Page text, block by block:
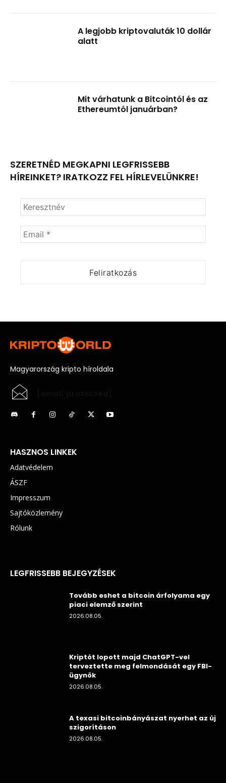
A legjobb kriptovaluták 10 dollár
alatt
Mit várhatunk a Bitcointól és az
Ethereumtól januárban?
SZERETNÉD MEGKAPNI LEGFRISSEBB
HÍREINKET? IRATKOZZ FEL HÍRLEVELÜNKRE!
Magyarország kripto híroldala
HASZNOS LINKEK
Adatvédelem
ÁSZF
Impresszum
Sajtóközlemény
Rólunk
LEGFRISSEBB BEJEGYZÉSEK
Tovább eshet a bitcoin árfolyama egy
piaci elemző szerint
2026.08.05.
Kriptót lopott majd ChatGPT-vel
terveztette meg felmondását egy FBI-
ügynök
2026.08.05.
A texasi bitcoinbányászat nyerhet az új
szigorításon
2026.08.05.